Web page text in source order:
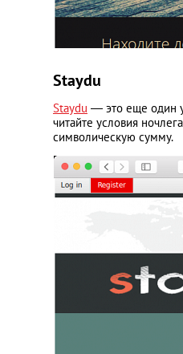
Staydu
Staydu — это еще один
читайте условия
символическую сумму.